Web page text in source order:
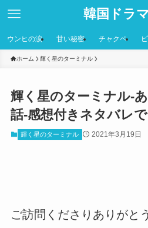
韓国ドラ
ウンヒの涙 甘い秘密 チャクペ
ホーム 輝く星のターミナル
輝く星のターミナル-
話-感想付きネタバレで
輝く星のターミナル 2021年3月19日
ご訪問くださりありがと